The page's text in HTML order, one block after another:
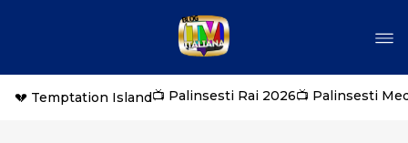
💔 Temptation Island📺 Palinsesti Rai 2026📺 Palinsesti